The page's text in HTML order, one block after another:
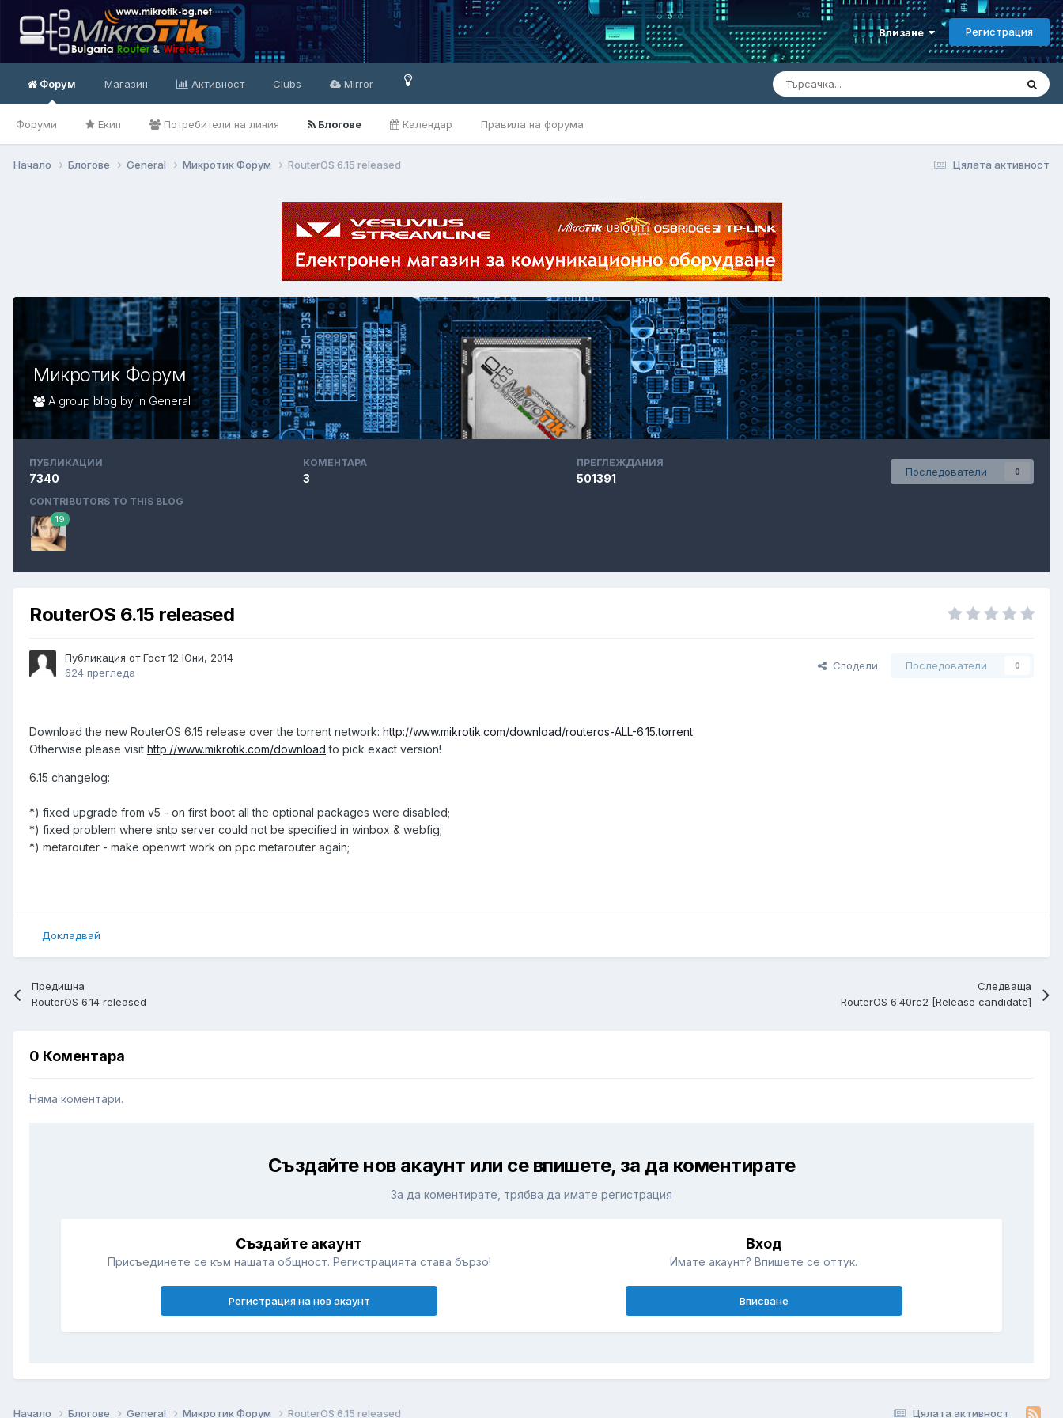
Влизане Регистрация
Форум
Форуми Екип Потребители на линия Блогове Календар Правила на форума
Магазин Активност Clubs Mirror
Цялата активност
Начало Блогове General Микротик Форум RouterOS 6.15 released
Микротик Форум
A group blog by in General
Последователи 0
ПУБЛИКАЦИИ
7340
КОМЕНТАРА
3
ПРЕГЛЕЖДАНИЯ
501391
CONTRIBUTORS TO THIS BLOG
19
RouterOS 6.15 released
Публикация от Гост12 Юни, 2014
624 прегледа
Сподели Последователи 0
Download the new RouterOS 6.15 release over the torrent network: http://www.mikrotik.com/download/routeros-ALL-6.15.torrent
Otherwise please visit http://www.mikrotik.com/download to pick exact version!
6.15 changelog:
*) fixed upgrade from v5 - on first boot all the optional packages were disabled;
*) fixed problem where sntp server could not be specified in winbox & webfig;
*) metarouter - make openwrt work on ppc metarouter again;
Докладвай
Предишна
RouterOS 6.14 released
Следваща
RouterOS 6.40rc2 [Release candidate]
0 Коментара
Няма коментари.
Създайте нов акаунт или се впишете, за да коментирате
За да коментирате, трябва да имате регистрация
Създайте акаунт
Присъединете се към нашата общност. Регистрацията става бързо!
Регистрация на нов акаунт
Вход
Имате акаунт? Впишете се оттук.
Вписване
Цялата активност
Начало Блогове General Микротик Форум RouterOS 6.15 released